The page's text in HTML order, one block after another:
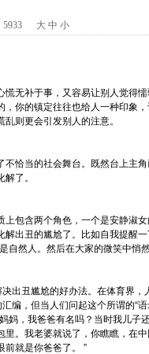
5933 大 中 小
无补于事，又容易让别人觉得
你的镇定往往也给人一种印象
则更会引发别人的注意。
恰当的社会舞台。既然台上主
了。
包含两个角色，一个是安静淑
出丑的尴尬了。比如自我提醒一
自然人。然后在大家的微笑中悄然
出丑尴尬的好办法。在体育界，
编，但当人们问起这个所谓的“
妈，我爸爸有名吗？当时我儿子
。我老婆就说了，你瞧瞧，在
前就是你爸爸了。 ”